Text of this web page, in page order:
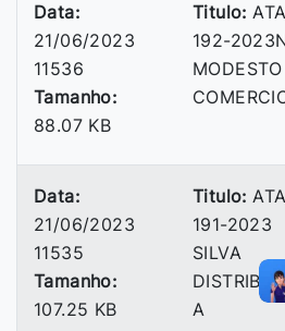
Data:
21/06/2023
11536
Tamanho:
88.07 KB
Titulo: ATA
192-
MODESTO
Data:
21/06/2023
11535
Tamanho:
107.25 KB
Titulo: ATA
191-2023
SILVA
A